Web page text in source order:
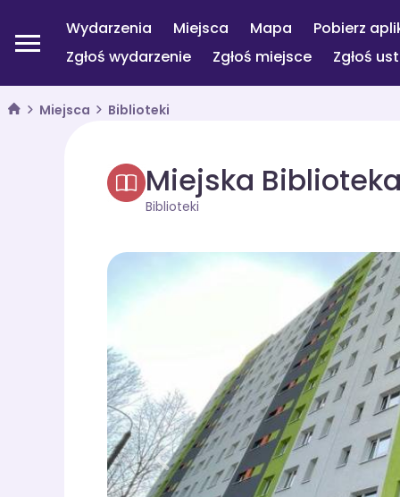
Wydarzenia Miejsca Mapa
Pobierz
Zgłoś wydarzenie
Zgłoś miejsce Zgłoś
Miejsca Biblioteki
Miejska
Biblioteki